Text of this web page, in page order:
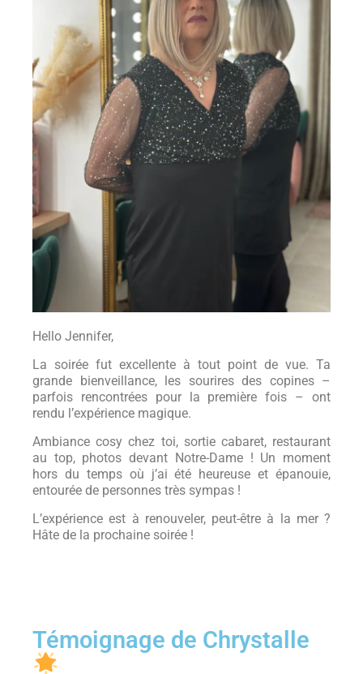
Hello Jennifer,
La soirée fut excellente à tout point de vue. Ta
grande bienveillance, les sourires des copines –
parfois rencontrées pour la première fois – ont
rendu l’expérience magique.
Ambiance cosy chez toi, sortie cabaret, restaurant
au top, photos devant Notre-Dame ! Un moment
hors du temps où j’ai été heureuse et épanouie,
entourée de personnes très sympas !
L’expérience est à renouveler, peut-être à la mer ?
Hâte de la prochaine soirée !
Témoignage de Chrystalle